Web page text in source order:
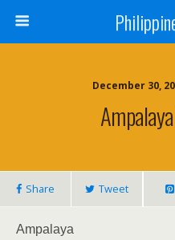
December 30,
Share Tweet
Ampalaya